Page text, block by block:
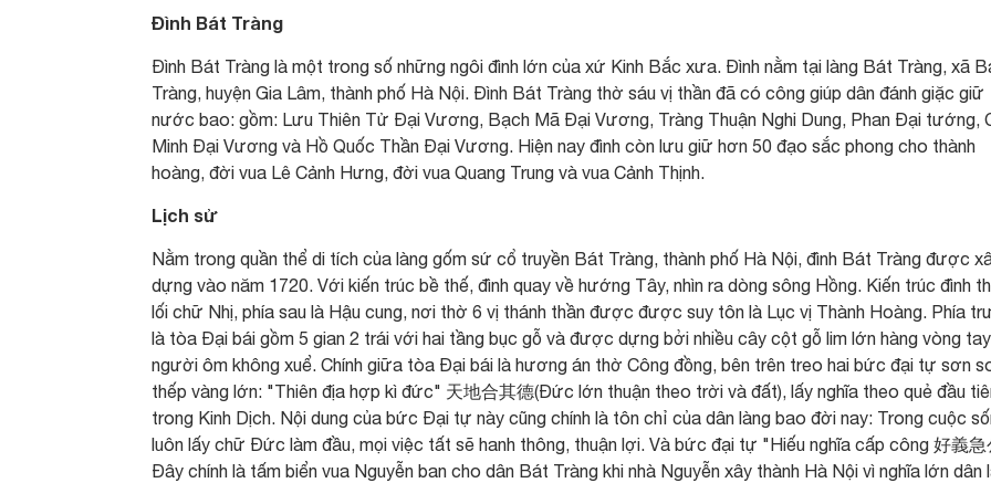
Đình Bát Tràng
Đình Bát Tràng là một trong số những ngôi đình lớn của xứ Kinh Bắc xưa. Đình nằm tại làng Bát Tràng, xã
Tràng, huyện Gia Lâm, thành phố Hà Nội. Đình Bát Tràng thờ sáu vị thần đã có công giúp dân đánh giặc giữ
nước bao: gồm: Lưu Thiên Tử Đại Vương, Bạch Mã Đại Vương, Tràng Thuận Nghi Dung, Phan Đại tướng,
Minh Đại Vương và Hồ Quốc Thần Đại Vương. Hiện nay đình còn lưu giữ hơn 50 đạo sắc phong cho thành
hoàng, đời vua Lê Cảnh Hưng, đời vua Quang Trung và vua Cảnh Thịnh.
Lịch sử
Nằm trong quần thể di tích của làng gốm sứ cổ truyền Bát Tràng, thành phố Hà Nội, đình Bát Tràng được
dựng vào năm 1720. Với kiến trúc bề thế, đình quay về hướng Tây, nhìn ra dòng sông Hồng. Kiến trúc đình
lối chữ Nhị, phía sau là Hậu cung, nơi thờ 6 vị thánh thần được được suy tôn là Lục vị Thành Hoàng. Phía
là tòa Đại bái gồm 5 gian 2 trái với hai tầng bục gỗ và được dựng bởi nhiều cây cột gỗ lim lớn hàng vòng tay
người ôm không xuể. Chính giữa tòa Đại bái là hương án thờ Công đồng, bên trên treo hai bức đại tự sơn
thếp vàng lớn: "Thiên địa hợp kì đức" 天地合其德(Đức lớn thuận theo trời và đất), lấy nghĩa theo quẻ đầu
trong Kinh Dịch. Nội dung của bức Đại tự này cũng chính là tôn chỉ của dân làng bao đời nay: Trong cuộc
luôn lấy chữ Đức làm đầu, mọi việc tất sẽ hanh thông, thuận lợi. Và bức đại tự "Hiếu nghĩa cấp công 好義
Đây chính là tấm biển vua Nguyễn ban cho dân Bát Tràng khi nhà Nguyễn xây thành Hà Nội vì nghĩa lớn dân